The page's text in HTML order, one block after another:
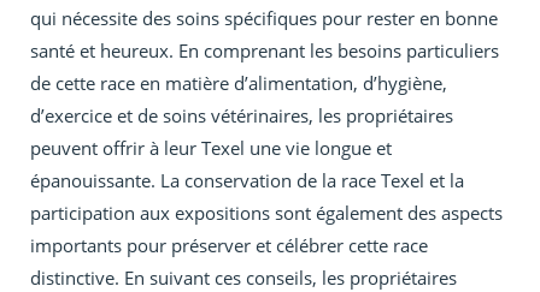
qui nécessite des soins spécifiques pour rester en bonne
santé et heureux. En comprenant les besoins particuliers
de cette race en matière d’alimentation, d’hygiène,
d’exercice et de soins vétérinaires, les propriétaires
peuvent offrir à leur Texel une vie longue et
épanouissante. La conservation de la race Texel et la
participation aux expositions sont également des aspects
importants pour préserver et célébrer cette race
distinctive. En suivant ces conseils, les propriétaires